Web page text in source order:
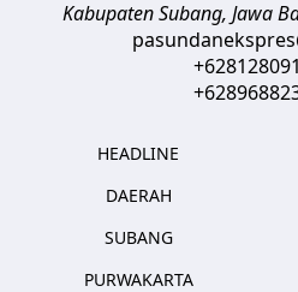
Kabupaten Subang, Jawa
HEADLINE
DAERAH
SUBANG
PURWAKARTA